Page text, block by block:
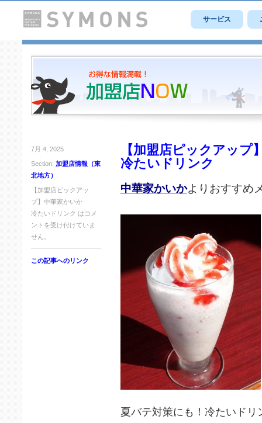
サービス
7月 4, 2025
Section: 加盟店情報（東
北地方）
【加盟店ピックアッ
プ】中華家かいか
冷たいドリンク は コメ
ントを受け付けていま
せん。
この記事へのリンク
【加盟店ピックアップ
冷たいドリンク
中華家かいかよりおすすめ
夏バテ対策にも！冷たいド